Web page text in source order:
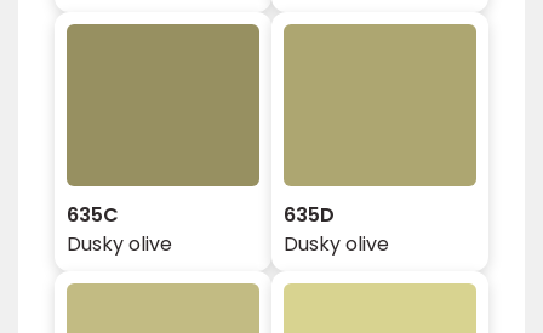
635C
Dusky olive
635D
Dusky olive